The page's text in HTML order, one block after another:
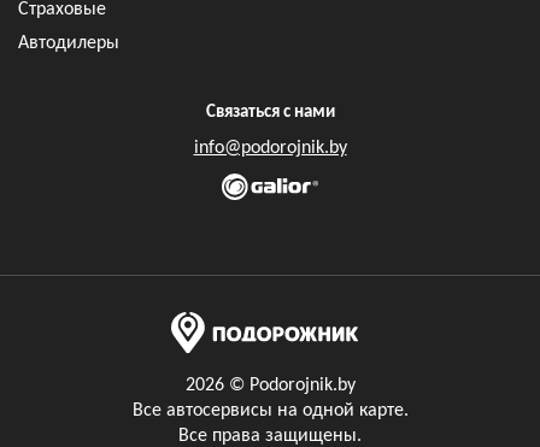
2026 © Podorojnik.by
Все автосервисы на одной карте.
Все права защищены.
Страховые
Автодилеры
Связаться с нами
info@podorojnik.by